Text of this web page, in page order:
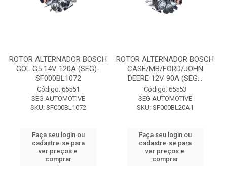
ROTOR ALTERNADOR BOSCH
GOL G5 14V 120A (SEG)-
SF000BL1072
Código: 65551
SEG AUTOMOTIVE
SKU: SF000BL1072
Faça seu login ou
cadastre-se para
ver preços e
comprar
ROTOR ALTERNADOR BOSCH
CASE/MB/FORD/JOHN
DEERE 12V 90A (SEG...
Código: 65553
SEG AUTOMOTIVE
SKU: SF000BL20A1
Faça seu login ou
cadastre-se para
ver preços e
comprar